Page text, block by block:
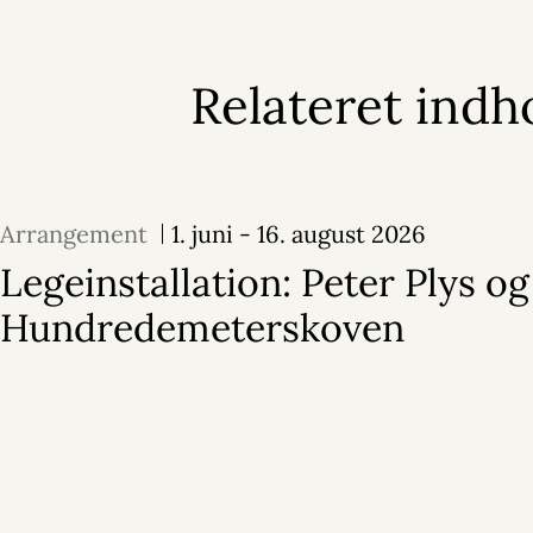
Relateret
Arrangement 1. juni - 16. august 2026
Legeinstallation: Peter Plys og
Hundredemeterskoven